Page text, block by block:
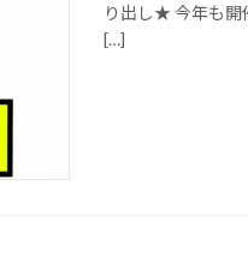
り出し★ 今年も開
[…]